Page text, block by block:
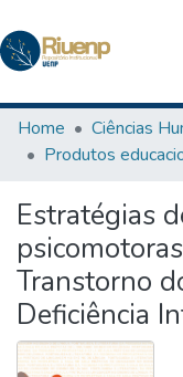
Communities &
Statistics
The Repository
Home Ciências
Produtos
Estratégias
Transtorno
Deficiência